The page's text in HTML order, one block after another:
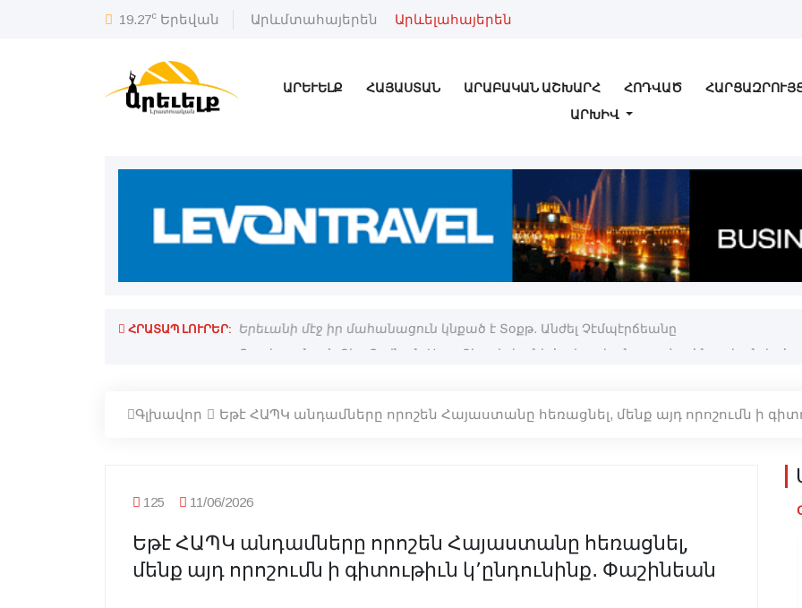
19.27c Երեվան Արևմտահայերեն Արևելահայերեն
ԱՐԵՒԵԼՔ ՀԱՅԱՍՏԱՆ ԱՐԱԲԱԿԱՆ ԱՇԽԱՐՀ ՀՈԴՎԱԾ
ԱՐԽԻՎ
ՀՐԱՏԱՊ ԼՈՒՐԵՐ:
վերանորոգութեան առիթ Երեւանի մէջ իր մահանացուն կնքած է Տօքթ. Անժել Չէմպէրճեանը
Գլխավոր Եթէ ՀԱՊԿ անդամները որոշեն Հայաստանը հեռացնել, մենք այդ որոշումն ի
125 11/06/2026
Եթէ ՀԱՊԿ անդամները որոշեն Հայաստանը հեռացնել,
մենք այդ որոշումն ի գիտութիւն կ՚ընդունինք․ Փաշինեան